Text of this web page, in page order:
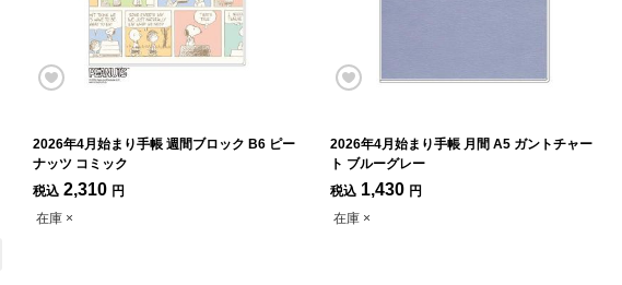
2026年4月始まり手帳 週間ブロック B6 ピー
ナッツ コミック
税込 2,310 円
在庫 ×
2026年4月始まり手帳 月間 A5 ガントチャー
ト ブルーグレー
税込 1,430 円
在庫 ×